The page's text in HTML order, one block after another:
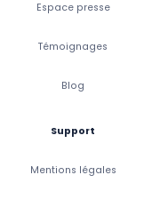
Espace presse
Témoignages
Blog
Support
Mentions légales